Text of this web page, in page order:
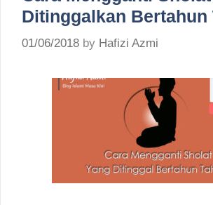
Ditinggalkan Bertahun
01/06/2018 by Hafizi Azmi